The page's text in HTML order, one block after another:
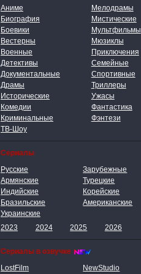
Аниме
Мелодрамы
Биография
Мистические
Боевики
Мультфильмы
Вестерны
Мюзиклы
Военные
Приключения
Детективы
Семейные
Документальные
Спортивные
Драмы
Триллеры
Исторические
Ужасы
Комедии
Фантастика
Криминальные
Фэнтези
ТВ-Шоу
Сериалы
Русские
Зарубежные
Армянские
Турецкие
Индийские
Корейские
Бразильские
Американские
Украинские
2023
2024 2025 2026
Сериалы в озвучке
LostFilm
NewStudio